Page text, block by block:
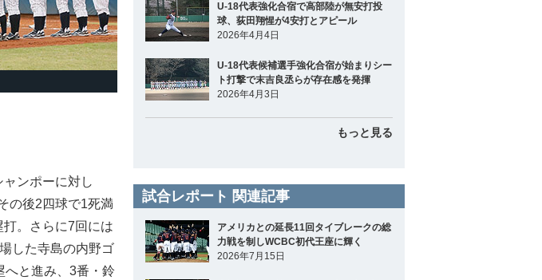
ンポーに対し
の後2四球で1死満
。さらに7回には
した寺島の内野ゴ
へと進み、3番・鈴
U-18代表強化合宿で高部陸が無安打投
球、荻田翔惺が4安打とアピール
2026年4月4日
U-18代表候補選手強化合宿が始まりシー
ト打撃で末吉良丞らが存在感を発揮
2026年4月3日
もっと見る
試合レポート 関連記事
アメリカとの延長11回タイブレークの総
力戦を制しWCBC初代王座に輝く
2026年7月15日